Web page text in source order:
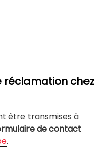
réclamation chez
être transmises à
de contact
.